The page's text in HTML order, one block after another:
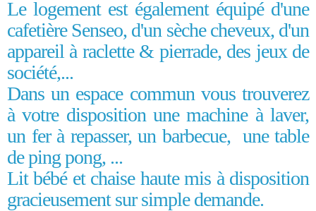
Le logement est également équipé d'une
cafetière Senseo, d'un sèche cheveux, d'un
appareil à raclette & pierrade, des jeux de
société,...
Dans un espace commun vous trouverez
à votre disposition une machine à laver,
un fer à repasser, un barbecue, une table
de ping pong, ...
Lit bébé et chaise haute mis à disposition
gracieusement sur simple demande.